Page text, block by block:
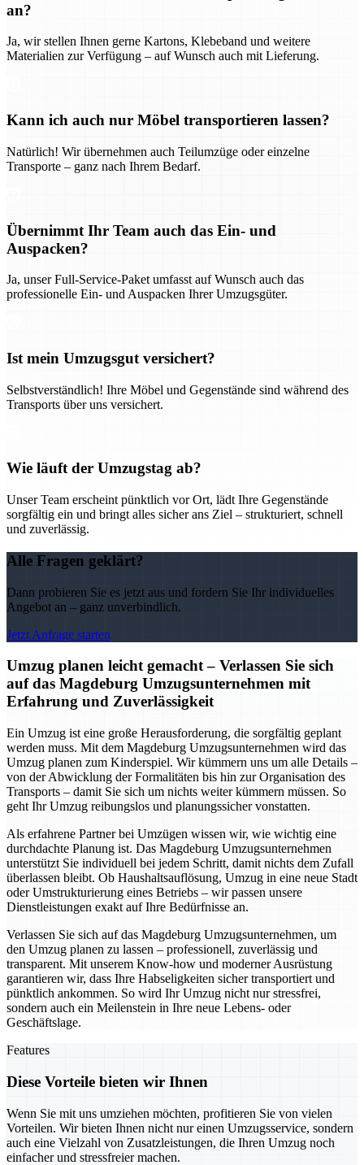
an?
Ja, wir stellen Ihnen gerne Kartons, Klebeband und weitere
Materialien zur Verfügung – auf Wunsch auch mit Lieferung.
Kann ich auch nur Möbel transportieren lassen?
Natürlich! Wir übernehmen auch Teilumzüge oder einzelne
Transporte – ganz nach Ihrem Bedarf.
Übernimmt Ihr Team auch das Ein- und
Auspacken?
Ja, unser Full-Service-Paket umfasst auf Wunsch auch das
professionelle Ein- und Auspacken Ihrer Umzugsgüter.
Ist mein Umzugsgut versichert?
Selbstverständlich! Ihre Möbel und Gegenstände sind während des
Transports über uns versichert.
Wie läuft der Umzugstag ab?
Unser Team erscheint pünktlich vor Ort, lädt Ihre Gegenstände
sorgfältig ein und bringt alles sicher ans Ziel – strukturiert, schnell
und zuverlässig.
Alle Fragen geklärt?
Dann probieren Sie es jetzt aus und fordern Sie Ihr individuelles
Angebot an – ganz unverbindlich.
Jetzt Anfrage starten
Umzug planen leicht gemacht – Verlassen Sie sich
auf das Magdeburg Umzugsunternehmen mit
Erfahrung und Zuverlässigkeit
Ein Umzug ist eine große Herausforderung, die sorgfältig geplant
werden muss. Mit dem Magdeburg Umzugsunternehmen wird das
Umzug planen zum Kinderspiel. Wir kümmern uns um alle Details –
von der Abwicklung der Formalitäten bis hin zur Organisation des
Transports – damit Sie sich um nichts weiter kümmern müssen. So
geht Ihr Umzug reibungslos und planungssicher vonstatten.
Als erfahrene Partner bei Umzügen wissen wir, wie wichtig eine
durchdachte Planung ist. Das Magdeburg Umzugsunternehmen
unterstützt Sie individuell bei jedem Schritt, damit nichts dem Zufall
überlassen bleibt. Ob Haushaltsauflösung, Umzug in eine neue Stadt
oder Umstrukturierung eines Betriebs – wir passen unsere
Dienstleistungen exakt auf Ihre Bedürfnisse an.
Verlassen Sie sich auf das Magdeburg Umzugsunternehmen, um
den Umzug planen zu lassen – professionell, zuverlässig und
transparent. Mit unserem Know-how und moderner Ausrüstung
garantieren wir, dass Ihre Habseligkeiten sicher transportiert und
pünktlich ankommen. So wird Ihr Umzug nicht nur stressfrei,
sondern auch ein Meilenstein in Ihre neue Lebens- oder
Geschäftslage.
Features
Diese Vorteile bieten wir Ihnen
Wenn Sie mit uns umziehen möchten, profitieren Sie von vielen
Vorteilen. Wir bieten Ihnen nicht nur einen Umzugsservice, sondern
auch eine Vielzahl von Zusatzleistungen, die Ihren Umzug noch
einfacher und stressfreier machen.